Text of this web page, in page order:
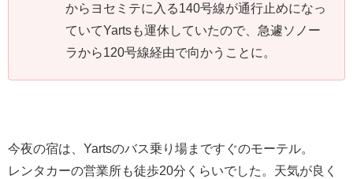
からヨセミテに入る140号線が通行止めになっ
ていてYartsも運休していたので、急遽ソノー
ラから120号線経由で向かうことに。
今夜の宿は、Yartsのバス乗り場まですぐのモーテル。
レンタカーの営業所も徒歩20分くらいでした。天気が良く